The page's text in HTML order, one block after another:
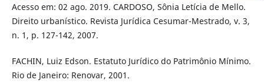
Acesso em: 02 ago. 2019. CARDOSO, Sônia Letícia de Mello.
Direito urbanístico. Revista Jurídica Cesumar-Mestrado, v. 3,
n. 1, p. 127-142, 2007.
FACHIN, Luiz Edson. Estatuto Jurídico do Patrimônio Mínimo.
Rio de Janeiro: Renovar, 2001.